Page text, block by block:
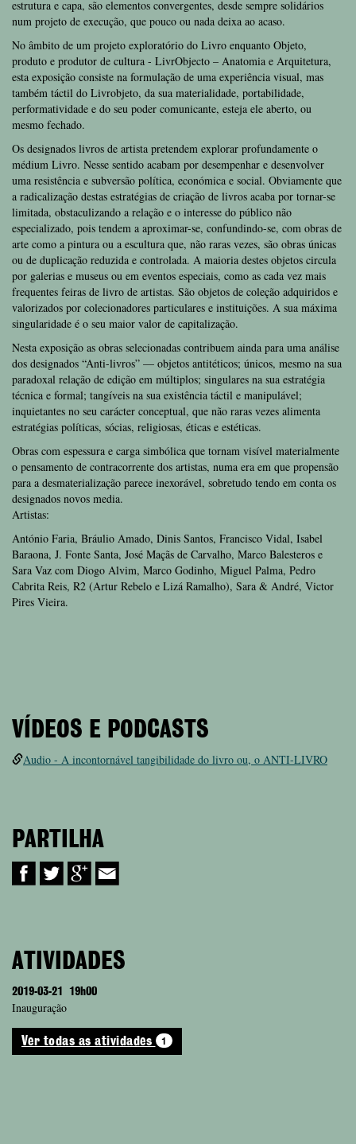
estrutura e capa, são elementos convergentes, desde sempre solidários
num projeto de execução, que pouco ou nada deixa ao acaso.
No âmbito de um projeto exploratório do Livro enquanto Objeto,
produto e produtor de cultura - LivrObjecto – Anatomia e Arquitetura,
esta exposição consiste na formulação de uma experiência visual, mas
também táctil do Livrobjeto, da sua materialidade, portabilidade,
performatividade e do seu poder comunicante, esteja ele aberto, ou
mesmo fechado.
Os designados livros de artista pretendem explorar profundamente o
médium Livro. Nesse sentido acabam por desempenhar e desenvolver
uma resistência e subversão política, económica e social. Obviamente que
a radicalização destas estratégias de criação de livros acaba por tornar-se
limitada, obstaculizando a relação e o interesse do público não
especializado, pois tendem a aproximar-se, confundindo-se, com obras de
arte como a pintura ou a escultura que, não raras vezes, são obras únicas
ou de duplicação reduzida e controlada. A maioria destes objetos circula
por galerias e museus ou em eventos especiais, como as cada vez mais
frequentes feiras de livro de artistas. São objetos de coleção adquiridos e
valorizados por colecionadores particulares e instituições. A sua máxima
singularidade é o seu maior valor de capitalização.
Nesta exposição as obras selecionadas contribuem ainda para uma análise
dos designados “Anti-livros” — objetos antitéticos; únicos, mesmo na sua
paradoxal relação de edição em múltiplos; singulares na sua estratégia
técnica e formal; tangíveis na sua existência táctil e manipulável;
inquietantes no seu carácter conceptual, que não raras vezes alimenta
estratégias políticas, sócias, religiosas, éticas e estéticas.
Obras com espessura e carga simbólica que tornam visível materialmente
o pensamento de contracorrente dos artistas, numa era em que propensão
para a desmaterialização parece inexorável, sobretudo tendo em conta os
designados novos media.
Artistas:
António Faria, Bráulio Amado, Dinis Santos, Francisco Vidal, Isabel
Baraona, J. Fonte Santa, José Maçãs de Carvalho, Marco Balesteros e
Sara Vaz com Diogo Alvim, Marco Godinho, Miguel Palma, Pedro
Cabrita Reis, R2 (Artur Rebelo e Lizá Ramalho), Sara & André, Victor
Pires Vieira.
VÍDEOS E PODCASTS
Audio - A incontornável tangibilidade do livro ou, o ANTI-LIVRO
PARTILHA
ATIVIDADES
2019-03-21 19h00
Inauguração
Ver todas as atividades 1